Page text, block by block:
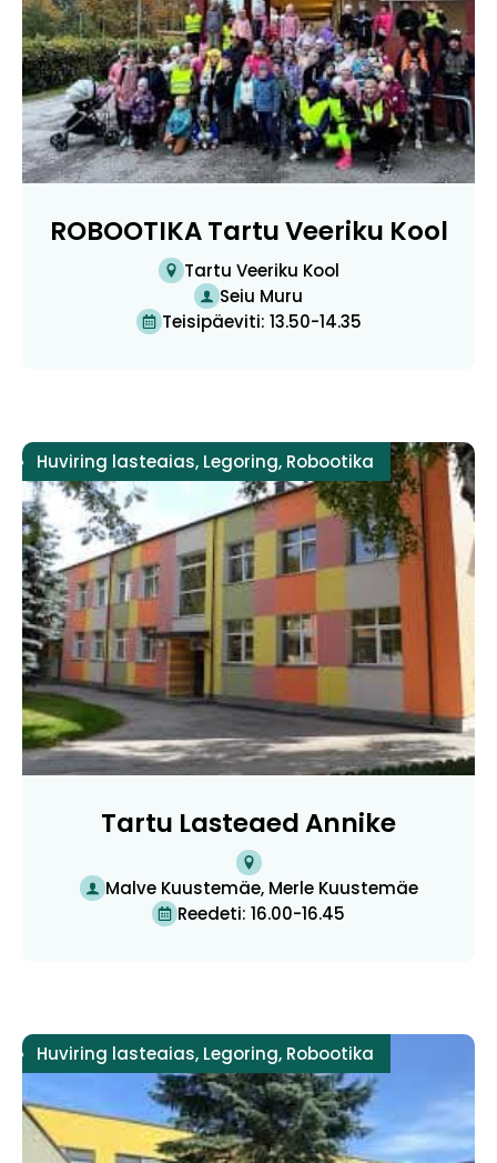
ROBOOTIKA Tartu Veeriku Kool
Tartu Veeriku Kool
Seiu Muru
Teisipäeviti: 13.50-14.35
Huviring lasteaias, Legoring, Robootika
Tartu Lasteaed Annike
Malve Kuustemäe, Merle Kuustemäe
Reedeti: 16.00-16.45
Huviring lasteaias, Legoring, Robootika